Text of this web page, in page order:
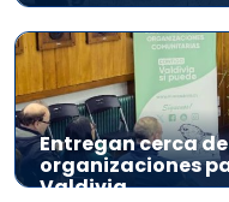
Entregan cerca
organizaciones
Valdivia